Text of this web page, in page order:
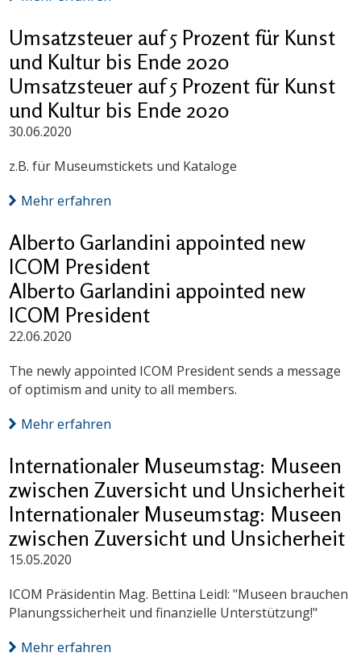
Umsatzsteuer auf 5 Prozent für Kunst
und Kultur bis Ende 2020
Umsatzsteuer auf 5 Prozent für Kunst
und Kultur bis Ende 2020
30.06.2020
z.B. für Museumstickets und Kataloge
Mehr erfahren
Alberto Garlandini appointed new
ICOM President
Alberto Garlandini appointed new
ICOM President
22.06.2020
The newly appointed ICOM President sends a message
of optimism and unity to all members.
Mehr erfahren
Internationaler Museumstag: Museen
zwischen Zuversicht und Unsicherheit
Internationaler Museumstag: Museen
zwischen Zuversicht und Unsicherheit
15.05.2020
ICOM Präsidentin Mag. Bettina Leidl: "Museen brauchen
Planungssicherheit und finanzielle Unterstützung!"
Mehr erfahren